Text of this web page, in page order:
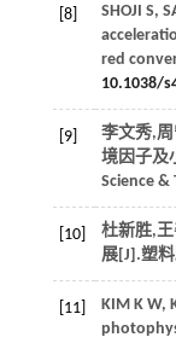
[8] SHOJI S,
red
10.1038/
[9]
李文秀,
境因子及
Science &
[10]
杜新胜,
展[J].塑
[11] KIM K W,